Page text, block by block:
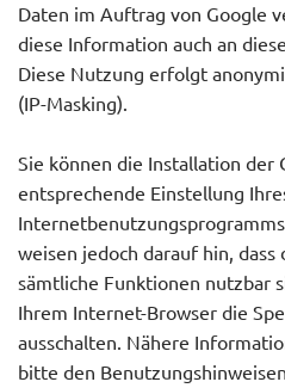
Daten im Auftrag von Google
diese Information auch an
Diese Nutzung erfolgt
(IP-Masking).
Sie können die Installation der
entsprechende Einstellung
weisen jedoch darauf hin, dass
sämtliche Funktionen nutzbar
Ihrem Internet-Browser die
ausschalten. Nähere
bitte den